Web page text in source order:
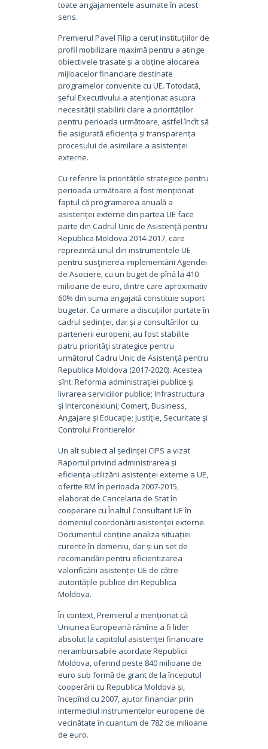
toate angajamentele asumate în acest
sens.
Premierul Pavel Filip a cerut instituțiilor de
profil mobilizare maximă pentru a atinge
obiectivele trasate și a obține alocarea
mijloacelor financiare destinate
programelor convenite cu UE. Totodată,
șeful Executivului a atenționat asupra
necesității stabilirii clare a priorităților
pentru perioada următoare, astfel încît să
fie asigurată eficiența și transparența
procesului de asimilare a asistenței
externe.
Cu referire la prioritățile strategice pentru
perioada următoare a fost menționat
faptul că programarea anuală a
asistenței externe din partea UE face
parte din Cadrul Unic de Asistenţă pentru
Republica Moldova 2014-2017, care
reprezintă unul din instrumentele UE
pentru susţinerea implementării Agendei
de Asociere, cu un buget de pînă la 410
milioane de euro, dintre care aproximativ
60% din suma angajată constituie suport
bugetar. Ca urmare a discuțiilor purtate în
cadrul ședinței, dar și a consultărilor cu
partenerii europeni, au fost stabilite
patru priorităţi strategice pentru
următorul Cadru Unic de Asistenţă pentru
Republica Moldova (2017-2020). Acestea
sînt: Reforma administraţiei publice şi
livrarea serviciilor publice; Infrastructura
şi Interconexiuni; Comerţ, Business,
Angajare şi Educaţie; Justiţie, Securitate şi
Controlul Frontierelor.
Un alt subiect al ședinței CIPS a vizat
Raportul privind administrarea și
eficiența utilizării asistenței externe a UE,
oferite RM în perioada 2007-2015,
elaborat de Cancelaria de Stat în
cooperare cu Înaltul Consultant UE în
domeniul coordonării asistenţei externe.
Documentul conține analiza situației
curente în domeniu, dar și un set de
recomandări pentru eficientizarea
valorificării asistenței UE de către
autoritățile publice din Republica
Moldova.
În context, Premierul a menționat că
Uniunea Europeană rămîne a fi lider
absolut la capitolul asistenței financiare
nerambursabile acordate Republicii
Moldova, oferind peste 840 milioane de
euro sub formă de grant de la începutul
cooperării cu Republica Moldova și,
începînd cu 2007, ajutor financiar prin
intermediul instrumentelor europene de
vecinătate în cuantum de 782 de milioane
de euro.